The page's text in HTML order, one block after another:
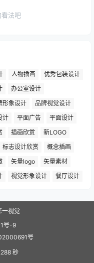
法吧
人物插画
优秀包装设计
办公室设计
形象设计
品牌视觉设计
计 平面广告
平面设计
插画欣赏
新LOGO
标志设计欣赏
概念插画
矢量logo
矢量素材
视觉形象设计 餐厅设计
一视觉
号-9
号
秒